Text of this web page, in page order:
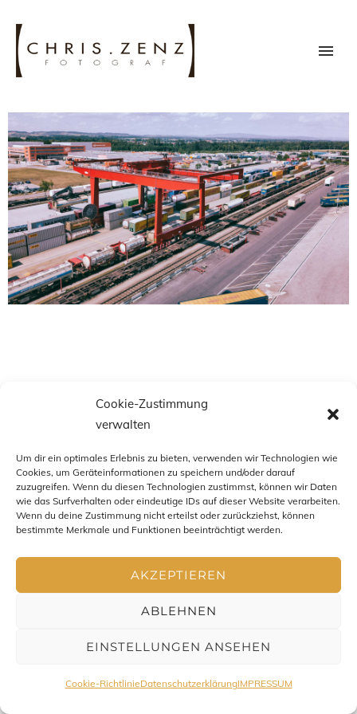
Cookie-Zustimmung
verwalten
Um dir ein optimales Erlebnis zu bieten, verwenden wir Technologien wie
Cookies, um Geräteinformationen zu speichern und/oder darauf
zuzugreifen. Wenn du diesen Technologien zustimmst, können wir Daten
wie das Surfverhalten oder eindeutige IDs auf dieser Website verarbeiten.
Wenn du deine Zustimmung nicht erteilst oder zurückziehst, können
bestimmte Merkmale und Funktionen beeinträchtigt werden.
AKZEPTIEREN
ABLEHNEN
EINSTELLUNGEN ANSEHEN
Cookie-RichtlinieDatenschutzerklärungIMPRESSUM
Impressum - Datenschutz - AGB- Copyright Chris Zenz
2016-2026. All Rights Reserved